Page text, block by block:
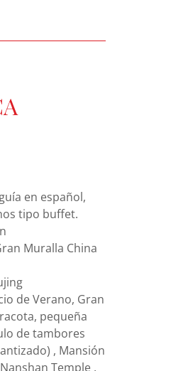
en español,
tipo buffet.
Muralla China
de Verano, Gran
pequeña
de tambores
, Mansión
Temple ,